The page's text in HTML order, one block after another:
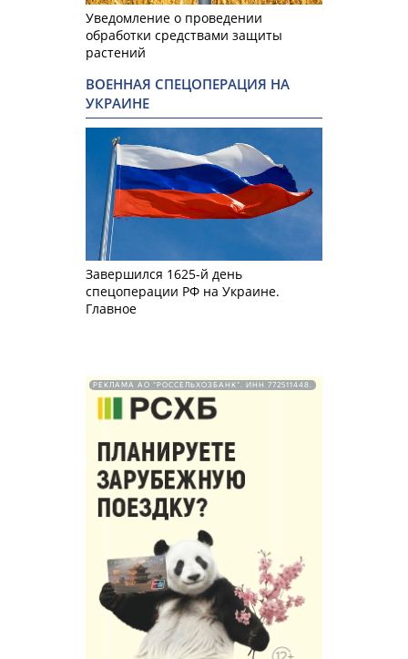
Уведомление о проведении
обработки средствами защиты
растений
ВОЕННАЯ СПЕЦОПЕРАЦИЯ НА
УКРАИНЕ
Завершился 1625-й день
спецоперации РФ на Украине.
Главное
РЕКЛАМА АО "РОССЕЛЬХОЗБАНК". ИНН 772511448.